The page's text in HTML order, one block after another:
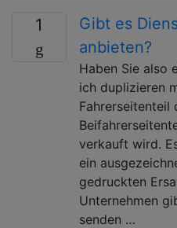
1
Gibt es
anbieten?
Haben Sie also
ich duplizieren
verkauft wird.
ein
gedruckten
Unternehmen
senden …